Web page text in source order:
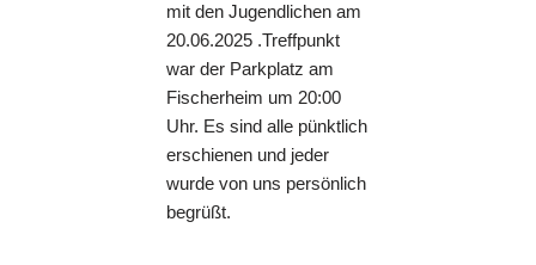
mit den Jugendlichen am
20.06.2025 .Treffpunkt
war der Parkplatz am
Fischerheim um 20:00
Uhr. Es sind alle pünktlich
erschienen und jeder
wurde von uns persönlich
begrüßt.